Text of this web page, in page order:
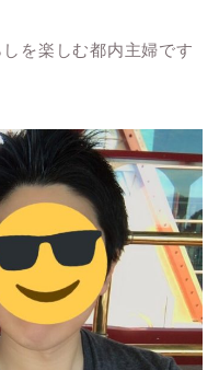
を楽しむ都内主婦です